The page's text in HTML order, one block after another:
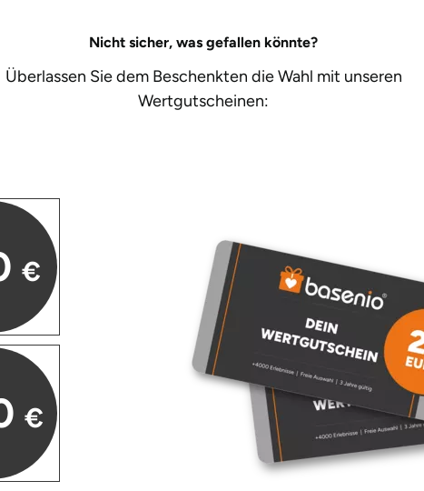
Nicht sicher, was gefallen könnte?
Überlassen Sie dem Beschenkten die Wahl mit unseren
Wertgutscheinen:
€
€